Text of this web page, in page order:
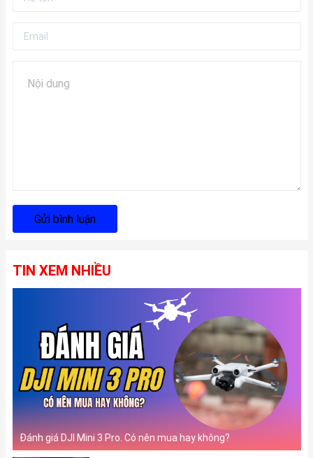
Gửi bình luận
TIN XEM NHIỀU
Đánh giá DJI Mini 3 Pro. Có nên mua hay không?